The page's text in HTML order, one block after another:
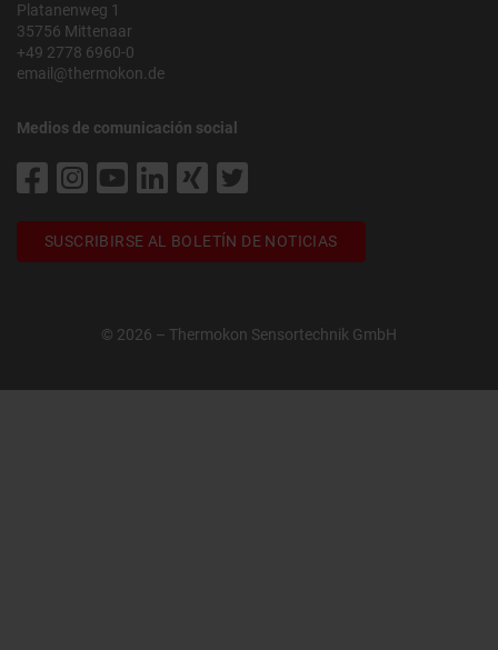
Platanenweg 1
35756 Mittenaar
+49 2778 6960-0
email@thermokon.de
Medios de comunicación social
SUSCRIBIRSE AL BOLETÍN DE NOTICIAS
© 2026 – Thermokon Sensortechnik GmbH